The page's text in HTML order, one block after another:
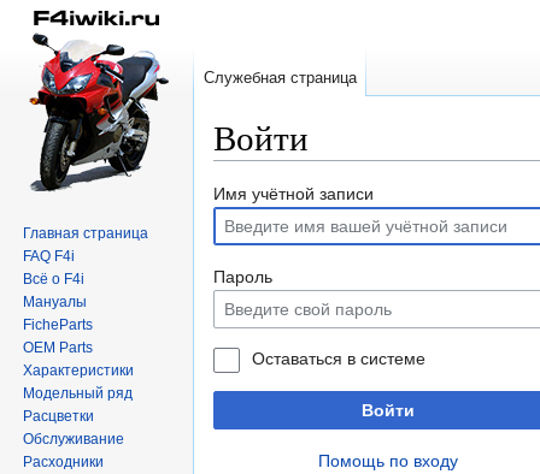
Войти
Перейти
навигации
Перейти
поиску
Имя учётной записи
Пароль
Оставаться в системе
Войти
Помощь по входу
Служебная страница
Главная страница
FAQ F4i
Всё о F4i
Мануалы
FicheParts
OEM Parts
Характеристики
Модельный ряд
Расцветки
Обслуживание
Расходники